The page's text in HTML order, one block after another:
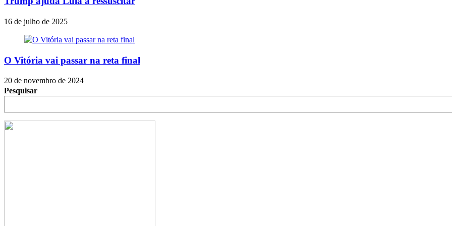
16 de julho de 2025
O Vitória vai passar na reta final
20 de novembro de 2024
Pesquisar